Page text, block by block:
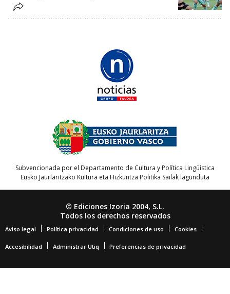
Subvencionada por el Departamento de Cultura y Política Lingüística
Eusko Jaurlaritzako Kultura eta Hizkuntza Politika Sailak lagunduta
© Ediciones Izoria 2004, S.L.
Todos los derechos reservados
Aviso legal Política privacidad Condiciones de uso Cookies
Accesibilidad Administrar Utiq Preferencias de privacidad